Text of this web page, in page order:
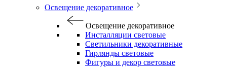
Освещение декоративное
Освещение декоративное
Инсталляции световые
Светильники декоративные
Гирлянды световые
Фигуры и декор световые